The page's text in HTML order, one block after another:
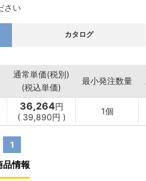
さい
カタログ
通常単価(税別)
(税込単価)
最小発注数量
36,264円
( 39,890円 )
1個
1
品情報